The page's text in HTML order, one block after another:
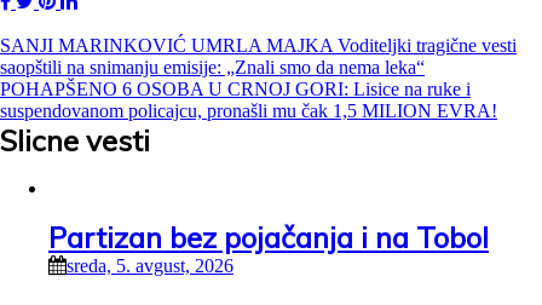
Kretanje
članka
SANJI MARINKOVIĆ UMRLA MAJKA Voditeljki tragične vesti
saopštili na snimanju emisije: „Znali smo da nema leka“
POHAPŠENO 6 OSOBA U CRNOJ GORI: Lisice na ruke i
suspendovanom policajcu, pronašli mu čak 1,5 MILION EVRA!
Slicne vesti
Partizan bez pojačanja i na Tobol
sreda, 5. avgust, 2026